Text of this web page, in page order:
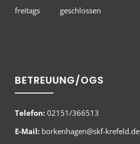
freitags geschlossen
BETREUUNG/OGS
Telefon: 02151/366513
E-Mail: borkenhagen@skf-krefeld.de